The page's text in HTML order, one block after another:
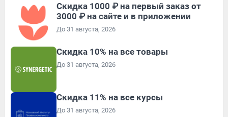
Скидка 1000 ₽ на первый заказ от
3000 ₽ на сайте и в приложении
До 31 августа, 2026
Скидка 10% на все товары
До 31 августа, 2026
Скидка 11% на все курсы
До 31 августа, 2026